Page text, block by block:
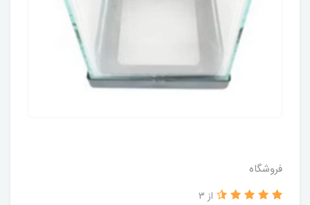
فروشگاه
از 3